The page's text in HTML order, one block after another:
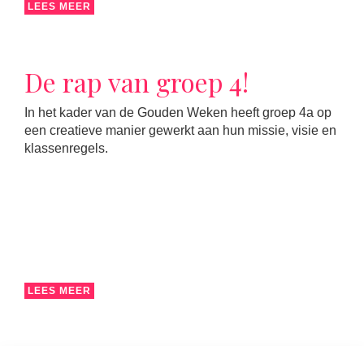
LEES MEER
De rap van groep 4!
In het kader van de Gouden Weken heeft groep 4a op
een creatieve manier gewerkt aan hun missie, visie en
klassenregels.
LEES MEER